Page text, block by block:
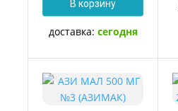
В корзину
доставка: сегодня